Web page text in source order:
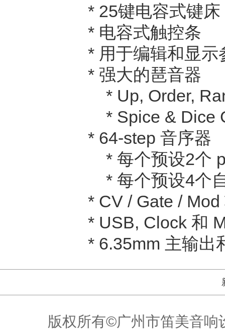
* 25键电容式键
* 电容式触控条
* 用于编辑和显
* 强大的琶音器
* Up, Order,
* Spice & Dice
* 64-step 音序器
* 每个预设2个
* 每个预设4个
* CV / Gate / Mod
* USB, Clock 和
* 6.35mm 主输出
版权所有©广州市笛美音